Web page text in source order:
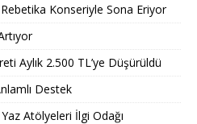
Konseriyle Sona Eriyor
Aylık 2.500 TL’ye Düşürüldü
Destek
Atölyeleri İlgi Odağı